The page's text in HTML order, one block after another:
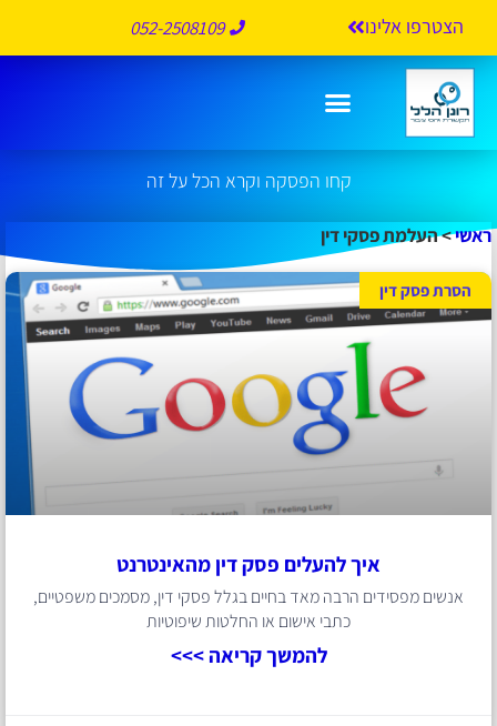
הצטרפו אלינו 052-2508109
קחו הפסקה וקרא הכל על זה
ראשי>העלמת פסקי דין
הסרת פסק דין
איך להעלים פסק דין מהאינטרנט
אנשים מפסידים הרבה מאד בחיים בגלל פסקי דין, מסמכים משפטיים,
כתבי אישום או החלטות שיפוטיות
להמשך קריאה >>>